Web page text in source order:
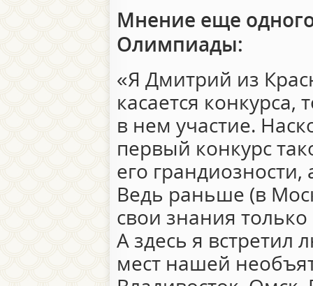
Мнение еще
Олимпиады:
«Я Дмитрий из
касается конкурса,
в нем участие.
первый конкурс
его
Ведь раньше (в
свои знания
А здесь я встретил
мест нашей